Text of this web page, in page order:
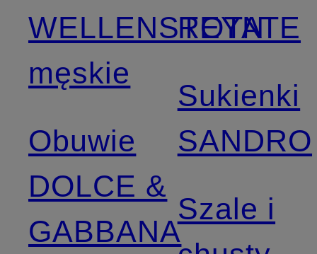
WELLENSTEYN
męskie
Obuwie
DOLCE &
GABBANA
ROTATE
Sukienki
SANDRO
Szale i